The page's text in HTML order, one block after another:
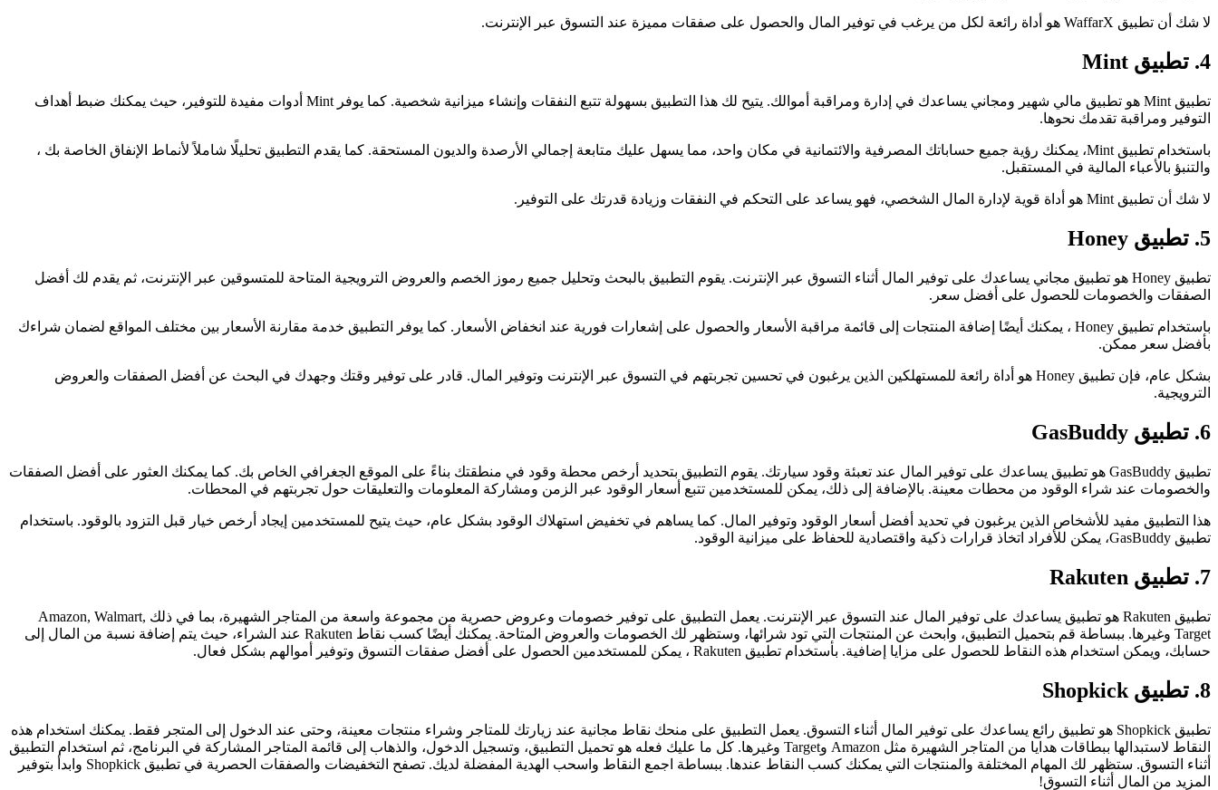
لا شك أن تطبيق WaffarX هو أداة رائعة لكل من يرغب في توفير المال والحصول على صفقات مميزة عند التسوق عبر الإنترنت.
4. تطبيق Mint
تطبيق Mint هو تطبيق مالي شهير ومجاني يساعدك في إدارة ومراقبة أموالك. يتيح لك هذا التطبيق بسهولة تتبع النفقات وإنشاء ميزانية شخصية. كما يوفر Mint أدوات مفيدة للتوفير، حيث يمكنك ضبط أهداف
التوفير ومراقبة تقدمك نحوها.
باستخدام تطبيق Mint، يمكنك رؤية جميع حساباتك المصرفية والائتمانية في مكان واحد، مما يسهل عليك متابعة إجمالي الأرصدة والديون المستحقة. كما يقدم التطبيق تحليلًا شاملاً لأنماط الإنفاق الخاصة بك ،
والتنبؤ بالأعباء المالية في المستقبل.
لا شك أن تطبيق Mint هو أداة قوية لإدارة المال الشخصي، فهو يساعد على التحكم في النفقات وزيادة قدرتك على التوفير.
5. تطبيق Honey
تطبيق Honey هو تطبيق مجاني يساعدك على توفير المال أثناء التسوق عبر الإنترنت. يقوم التطبيق بالبحث وتحليل جميع رموز الخصم والعروض الترويجية المتاحة للمتسوقين عبر الإنترنت، ثم يقدم لك أفضل
الصفقات والخصومات للحصول على أفضل سعر.
باستخدام تطبيق Honey ، يمكنك أيضًا إضافة المنتجات إلى قائمة مراقبة الأسعار والحصول على إشعارات فورية عند انخفاض الأسعار. كما يوفر التطبيق خدمة مقارنة الأسعار بين مختلف المواقع لضمان شراءك
بأفضل سعر ممكن.
بشكل عام، فإن تطبيق Honey هو أداة رائعة للمستهلكين الذين يرغبون في تحسين تجربتهم في التسوق عبر الإنترنت وتوفير المال. قادر على توفير وقتك وجهدك في البحث عن أفضل الصفقات والعروض
الترويجية.
6. تطبيق GasBuddy
تطبيق GasBuddy هو تطبيق يساعدك على توفير المال عند تعبئة وقود سيارتك. يقوم التطبيق بتحديد أرخص محطة وقود في منطقتك بناءً على الموقع الجغرافي الخاص بك. كما يمكنك العثور على أفضل الصفقات
والخصومات عند شراء الوقود من محطات معينة. بالإضافة إلى ذلك، يمكن للمستخدمين تتبع أسعار الوقود عبر الزمن ومشاركة المعلومات والتعليقات حول تجربتهم في المحطات.
هذا التطبيق مفيد للأشخاص الذين يرغبون في تحديد أفضل أسعار الوقود وتوفير المال. كما يساهم في تخفيض استهلاك الوقود بشكل عام، حيث يتيح للمستخدمين إيجاد أرخص خيار قبل التزود بالوقود. باستخدام
تطبيق GasBuddy، يمكن للأفراد اتخاذ قرارات ذكية واقتصادية للحفاظ على ميزانية الوقود.
7. تطبيق Rakuten
تطبيق Rakuten هو تطبيق يساعدك على توفير المال عند التسوق عبر الإنترنت. يعمل التطبيق على توفير خصومات وعروض حصرية من مجموعة واسعة من المتاجر الشهيرة، بما في ذلك Amazon, Walmart,
Target وغيرها. ببساطة قم بتحميل التطبيق، وابحث عن المنتجات التي تود شرائها، وستظهر لك الخصومات والعروض المتاحة. يمكنك أيضًا كسب نقاط Rakuten عند الشراء، حيث يتم إضافة نسبة من المال إلى
حسابك، ويمكن استخدام هذه النقاط للحصول على مزايا إضافية. بأستخدام تطبيق Rakuten ، يمكن للمستخدمين الحصول على أفضل صفقات التسوق وتوفير أموالهم بشكل فعال.
8. تطبيق Shopkick
تطبيق Shopkick هو تطبيق رائع يساعدك على توفير المال أثناء التسوق. يعمل التطبيق على منحك نقاط مجانية عند زيارتك للمتاجر وشراء منتجات معينة، وحتى عند الدخول إلى المتجر فقط. يمكنك استخدام هذه
النقاط لاستبدالها ببطاقات هدايا من المتاجر الشهيرة مثل Amazon وTarget وغيرها. كل ما عليك فعله هو تحميل التطبيق، وتسجيل الدخول، والذهاب إلى قائمة المتاجر المشاركة في البرنامج، ثم استخدام التطبيق
أثناء التسوق. ستظهر لك المهام المختلفة والمنتجات التي يمكنك كسب النقاط عندها. ببساطة اجمع النقاط واسحب الهدية المفضلة لديك. تصفح التخفيضات والصفقات الحصرية في تطبيق Shopkick وابدأ بتوفير
المزيد من المال أثناء التسوق!